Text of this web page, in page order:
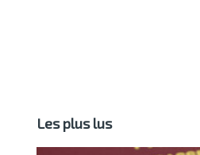
Les plus lus